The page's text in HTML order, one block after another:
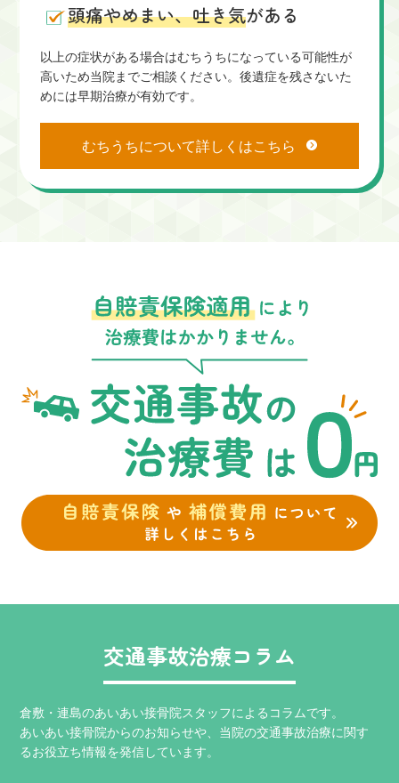
頭痛やめまい、吐き気がある
以上の症状がある場合はむちうちになっている可能性が
高いため当院までご相談ください。後遺症を残さないた
めには早期治療が有効です。
むちうちについて詳しくはこちら
交通事故治療コラム
倉敷・連島のあいあい接骨院スタッフによるコラムです。
あいあい接骨院からのお知らせや、当院の交通事故治療に関す
るお役立ち情報を発信しています。